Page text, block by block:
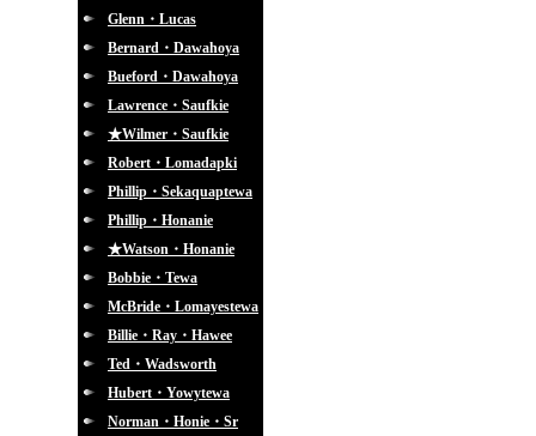
Glenn・Lucas
Bernard・Dawahoya
Bueford・Dawahoya
Lawrence・Saufkie
★Wilmer・Saufkie
Robert・Lomadapki
Phillip・Sekaquaptewa
Phillip・Honanie
★Watson・Honanie
Bobbie・Tewa
McBride・Lomayestewa
Billie・Ray・Hawee
Ted・Wadsworth
Hubert・Yowytewa
Norman・Honie・Sr